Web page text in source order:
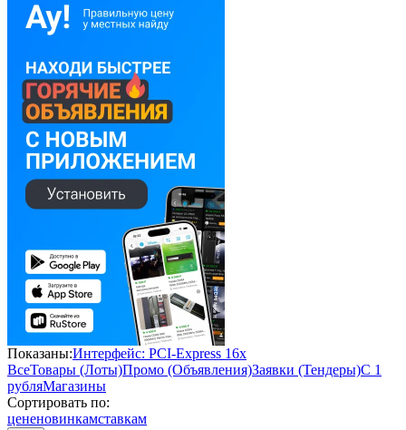
Показаны:Интерфейс: PCI-Express 16x
ВсеТовары (Лоты)Промо (Объявления)Заявки (Тендеры)С 1
рубляМагазины
Сортировать по:
цененовинкамставкам